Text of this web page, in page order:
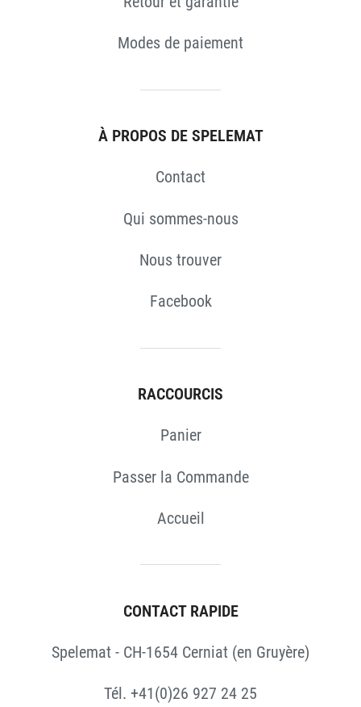
Modes de paiement
À PROPOS DE SPELEMAT
Contact
Qui sommes-nous
Nous trouver
Facebook
RACCOURCIS
Panier
Passer la Commande
Accueil
CONTACT RAPIDE
Spelemat - CH-1654 Cerniat (en Gruyère)
Tél. +41(0)26 927 24 25